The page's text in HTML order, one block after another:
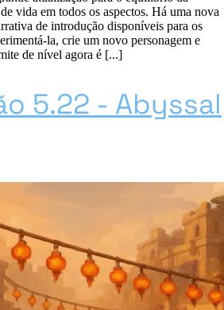
vida em todos os aspectos. Há uma nova
de introdução disponíveis para os
la, crie um novo personagem e
de nível agora é [...]
5.22 - Abyssal